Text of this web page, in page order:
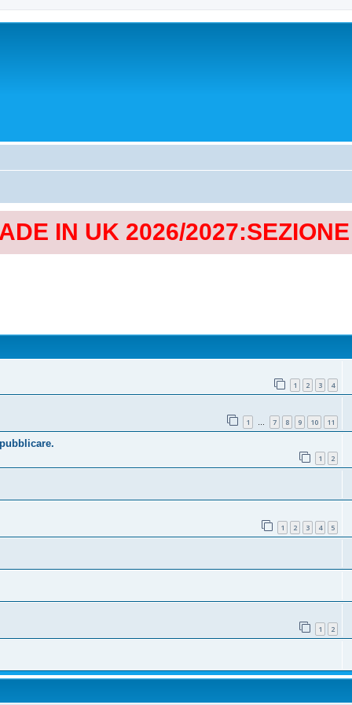
IN UK 2026/
1 2 3 4
1 … 7 8 9 10 11
1 2
1 2 3 4 5
1 2